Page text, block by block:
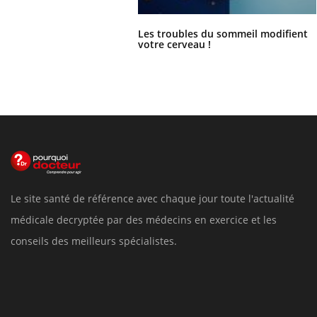
Les troubles du sommeil modifient
votre cerveau !
Le site santé de référence avec chaque jour toute l'actualité
médicale decryptée par des médecins en exercice et les
conseils des meilleurs spécialistes.